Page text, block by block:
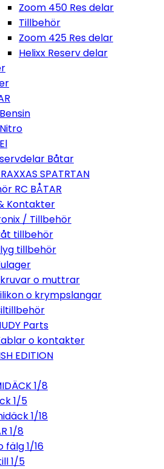
Zoom 450 Res delar
Tillbehör
Zoom 425 Res delar
Helixx Reserv delar
Båtar
SPATRTAN
RC BÅTAR
Kontakter
/ Tillbehör
tillbehör
tillbehör
o muttrar
o krympslangar
Parts
o kontakter
EDITION
1/8
1/5
1/18
1/8
fälg 1/16
1/5